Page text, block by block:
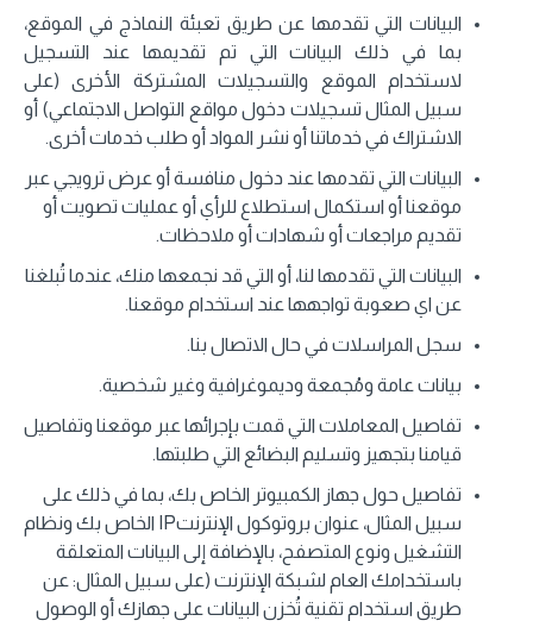
البيانات التي تقدمها عن طريق تعبئة النماذج في الموقع،
بما في ذلك البيانات التي تم تقديمها عند التسجيل
لاستخدام الموقع والتسجيلات المشتركة الأخرى (على
سبيل المثال تسجيلات دخول مواقع التواصل الاجتماعي) أو
الاشتراك في خدماتنا أو نشر المواد أو طلب خدمات أخرى.
البيانات التي تقدمها عند دخول منافسة أو عرض ترويجي عبر
موقعنا أو استكمال استطلاع للرأي أو عمليات تصويت أو
تقديم مراجعات أو شهادات أو ملاحظات.
البيانات التي تقدمها لنا، أو التي قد نجمعها منك، عندما تُبلغنا
عن اي صعوبة تواجهها عند استخدام موقعنا.
سجل المراسلات في حال الاتصال بنا.
بيانات عامة ومُجمعة وديموغرافية وغير شخصية.
تفاصيل المعاملات التي قمت بإجرائها عبر موقعنا وتفاصيل
قيامنا بتجهيز وتسليم البضائع التي طلبتها.
تفاصيل حول جهاز الكمبيوتر الخاص بك، بما في ذلك على
سبيل المثال، عنوان بروتوكول الإنترنتIP الخاص بك ونظام
التشغيل ونوع المتصفح، بالإضافة إلى البيانات المتعلقة
باستخدامك العام لشبكة الإنترنت (على سبيل المثال: عن
طريق استخدام تقنية تُخزن البيانات على جهازك أو الوصول